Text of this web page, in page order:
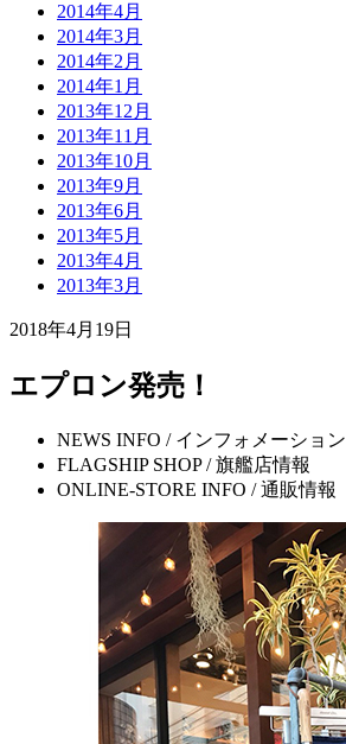
2014年4月
2014年3月
2014年2月
2014年1月
2013年12月
2013年11月
2013年10月
2013年9月
2013年6月
2013年5月
2013年4月
2013年3月
2018年4月19日
エプロン発売！
NEWS INFO / インフォメーション
FLAGSHIP SHOP / 旗艦店情報
ONLINE-STORE INFO / 通販情報